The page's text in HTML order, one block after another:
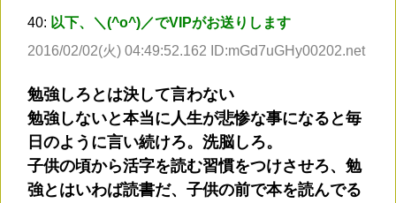
40: 以下、＼(^o^)／でVIPがお送りします
2016/02/02(火) 04:49:52.162 ID:mGd7uGHy00202.net
勉強しろとは決して言わない
勉強しないと本当に人生が悲惨な事になると毎
日のように言い続けろ。洗脳しろ。
子供の頃から活字を読む習慣をつけさせろ、勉
強とはいわば読書だ、子供の前で本を読んでる